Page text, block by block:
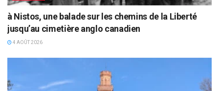
à Nistos, une balade sur les chemins de la Liberté
jusqu’au cimetière anglo canadien
4 AOÛT 2026